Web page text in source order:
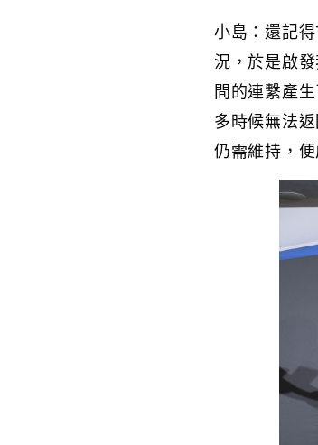
小島：還記
況，於是啟
間的連繫產
多時候無法
仍需維持，